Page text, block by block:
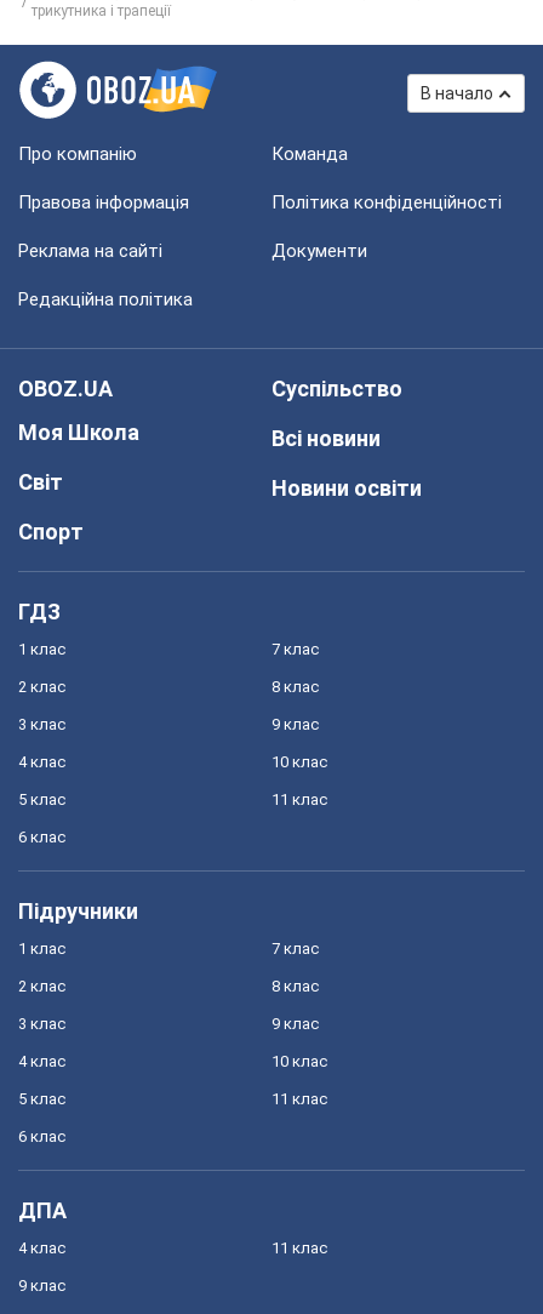
трикутника і трапеції
В начало
Про компанію Команда
Правова інформація Політика конфіденційності
Реклама на сайті Документи
Редакційна політика
OBOZ.UA
Моя Школа
Світ
Спорт
Суспільство
Всі новини
Новини освіти
ГДЗ
1 клас
2 клас
3 клас
4 клас
5 клас
6 клас
7 клас
8 клас
9 клас
10 клас
11 клас
Підручники
1 клас
2 клас
3 клас
4 клас
5 клас
6 клас
7 клас
8 клас
9 клас
10 клас
11 клас
ДПА
4 клас
9 клас
11 клас